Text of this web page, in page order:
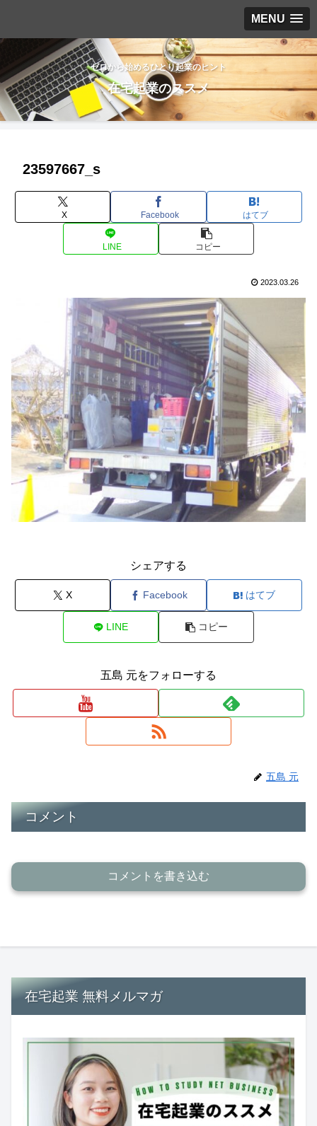
MENU
ゼロから始めるひとり起業のヒント
在宅起業のススメ
23597667_s
X Facebook はてブ
LINE コピー
2023.03.26
シェアする
X Facebook はてブ
LINE コピー
五島 元をフォローする
五島 元
コメント
コメントを書き込む
在宅起業 無料メルマガ